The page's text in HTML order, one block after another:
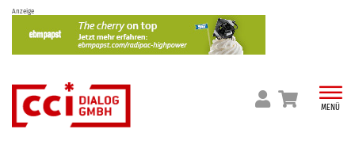
Skip
content
Anzeige
MENÜ